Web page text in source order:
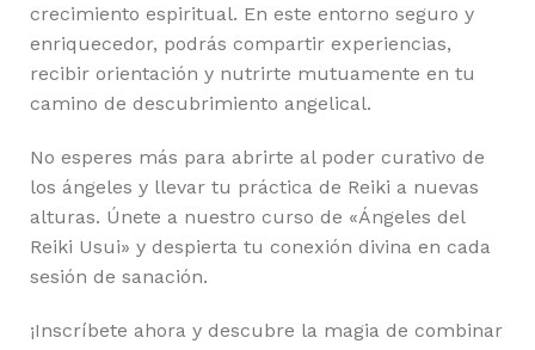
crecimiento espiritual. En este entorno seguro y
enriquecedor, podrás compartir experiencias,
recibir orientación y nutrirte mutuamente en tu
camino de descubrimiento angelical.
No esperes más para abrirte al poder curativo de
los ángeles y llevar tu práctica de Reiki a nuevas
alturas. Únete a nuestro curso de «Ángeles del
Reiki Usui» y despierta tu conexión divina en cada
sesión de sanación.
¡Inscríbete ahora y descubre la magia de combinar